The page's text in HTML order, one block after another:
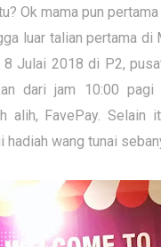
Ok mama pun
luar talian pertama
Julai 2018 di P2,
dari jam 10:00 pagi
alih, FavePay.
hadiah wang tunai